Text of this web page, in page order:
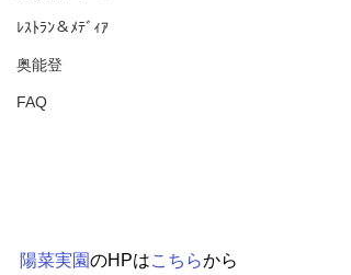
ﾚｽﾄﾗﾝ＆ﾒﾃﾞｨｱ
奥能登
FAQ
陽菜実園のHPはこちらから